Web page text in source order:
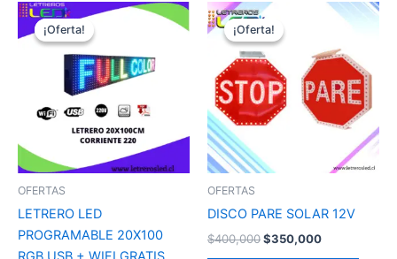
¡Oferta!
¡Oferta!
OFERTAS
LETRERO LED
PROGRAMABLE 20X100
El
precio
original
era:
$150,000.
El
es:
$99,000.
¡Oferta!
¡Oferta!
OFERTAS
DISCO PARE SOLAR 12V
$400,000
El
precio
original
era:
$400,000.
$350,000
El
precio
es:
$350,000.